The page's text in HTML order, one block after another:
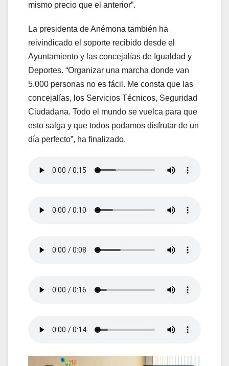
mismo precio que el anterior”.
La presidenta de Anémona también ha
reivindicado el soporte recibido desde el
Ayuntamiento y las concejalías de Igualdad y
Deportes. “Organizar una marcha donde van
5.000 personas no es fácil. Me consta que las
concejalías, los Servicios Técnicos, Seguridad
Ciudadana. Todo el mundo se vuelca para que
esto salga y que todos podamos disfrutar de un
día perfecto”, ha finalizado.